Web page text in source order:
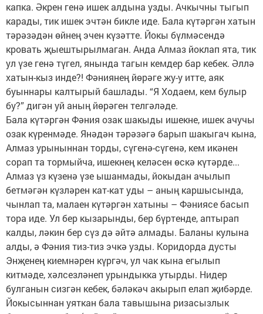
капка. Әкрен генә ишек алдына узды. Ачкычны тыгып
карады, тик ишек эчтән бикле иде. Бала күтәргән хатын
тәрәзәдән өйнең эчен күзәтте. Йокы бүлмәсендә
кровать җыештырылмаган. Анда Алмаз йоклап ята, тик
ул үзе генә түгел, янында тагын кемдер бар кебек. Әллә
хатын-кыз инде?! Фәниянең йөрәге жу-у итте, аяк
буыннары калтырый башлады. “Я Ходаем, кем булыр
бу?” дигән уй аның йөрәген телгәләде.
Бала күтәргән Фәния озак шакыды ишекне, ишек ачучы
озак күренмәде. Янәдән тәрәзәгә барып шакыгач кына,
Алмаз урыныннан торды, сүгенә-сүгенә, кем икәнен
сорап та тормыйча, ишекнең келәсен өскә күтәрде...
Алмаз үз күзенә үзе ышанмады, йокыдан ачылып
бетмәгән күзләрен кат-кат уды – аның каршысында,
чынлап та, малаен күтәргән хатыны – Фәниясе басып
тора иде. Ул бер кызарынды, бер бүртенде, аптырап
калды, ләкин бер сүз дә әйтә алмады. Баланы кулына
алды, ә Фәния тиз-тиз эчкә узды. Коридорда дусты
Энҗенең киемнәрен күргәч, ул чак кына егылып
китмәде, хәлсезләнеп урындыкка утырды. Нидер
булганын сизгән кебек, бәләкәч акырып елап җибәрде.
Йокысыннан уяткан бала тавышына ризасызлык